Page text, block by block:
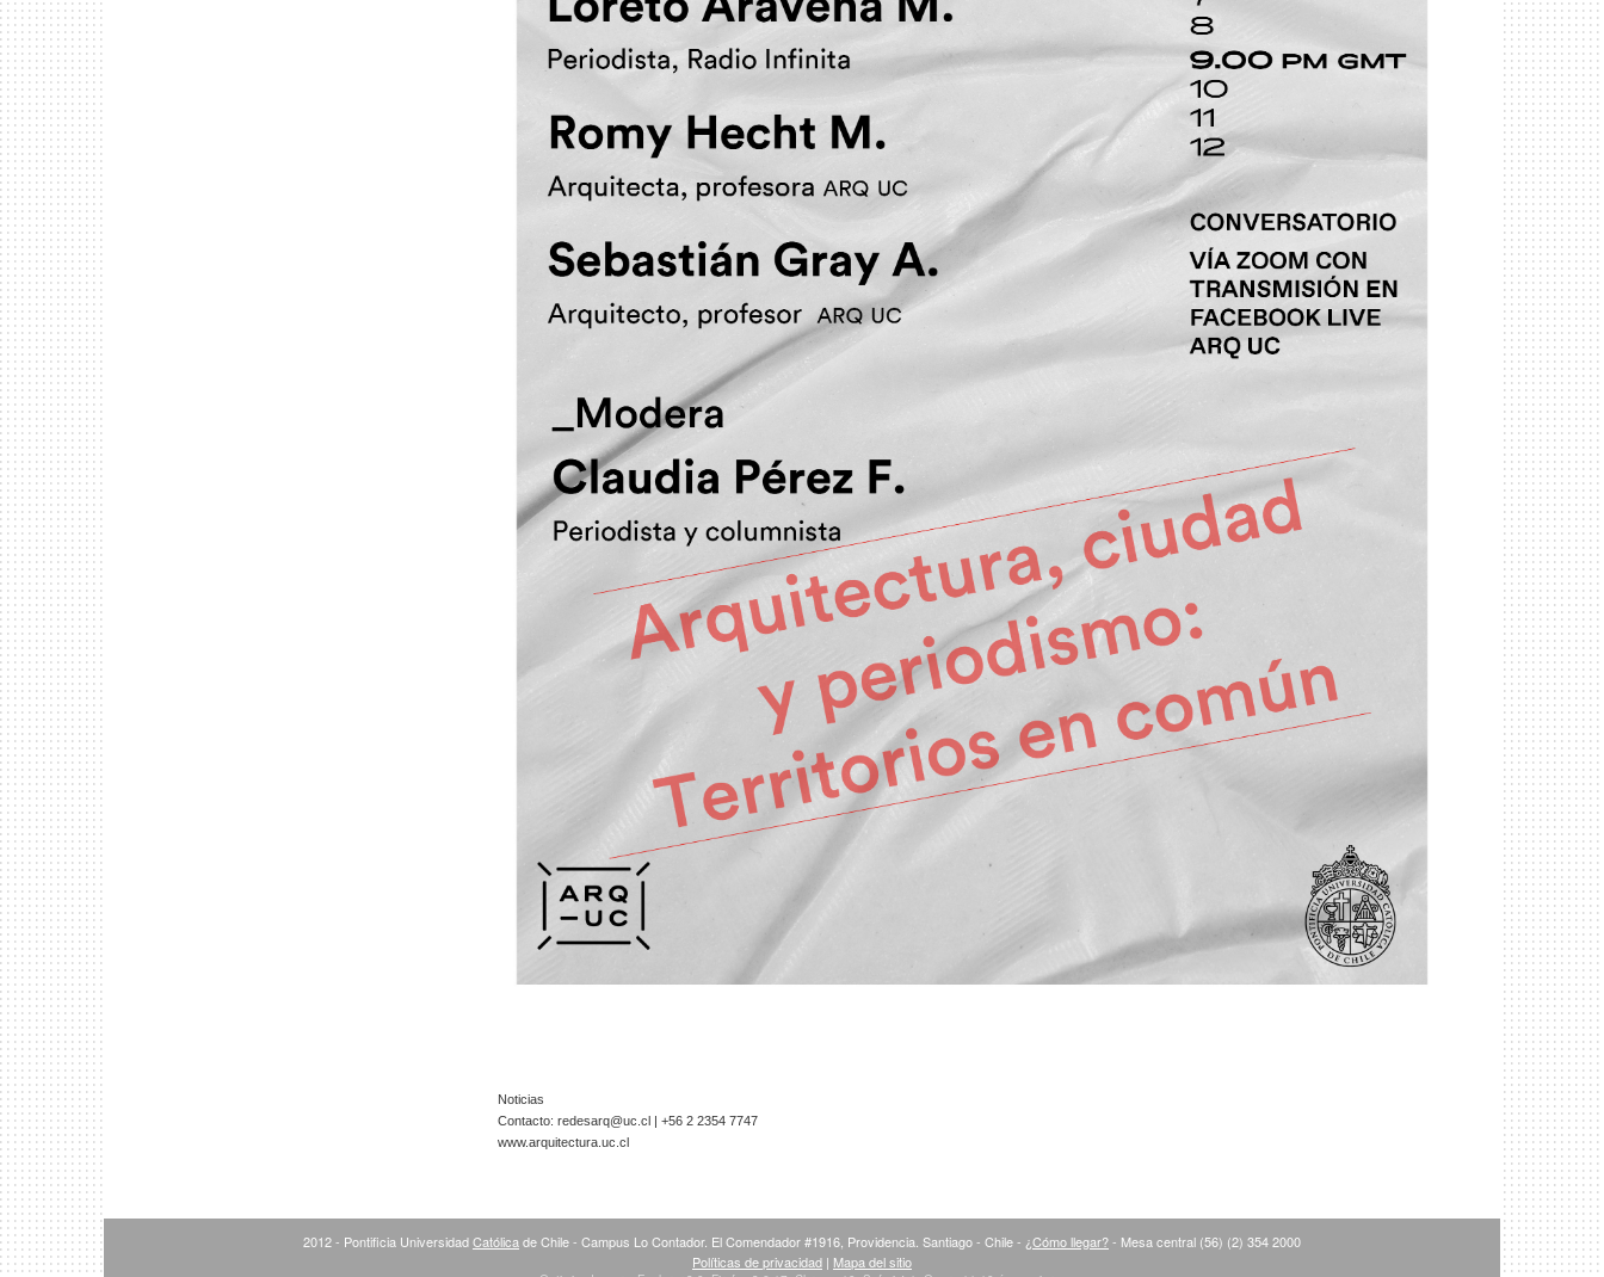
Noticias
Contacto: redesarq@uc.cl
| +56 2 2354 7747
www.arquitectura.uc.cl
2012 - Pontificia UniversidadCatólicade Chile - Campus Lo Contador. El Comendador #1916, Providencia. Santiago - Chile - ¿Cómo llegar?- Mesa central (56) (2) 354 2000
Políticas de privacidad | Mapa del sitio